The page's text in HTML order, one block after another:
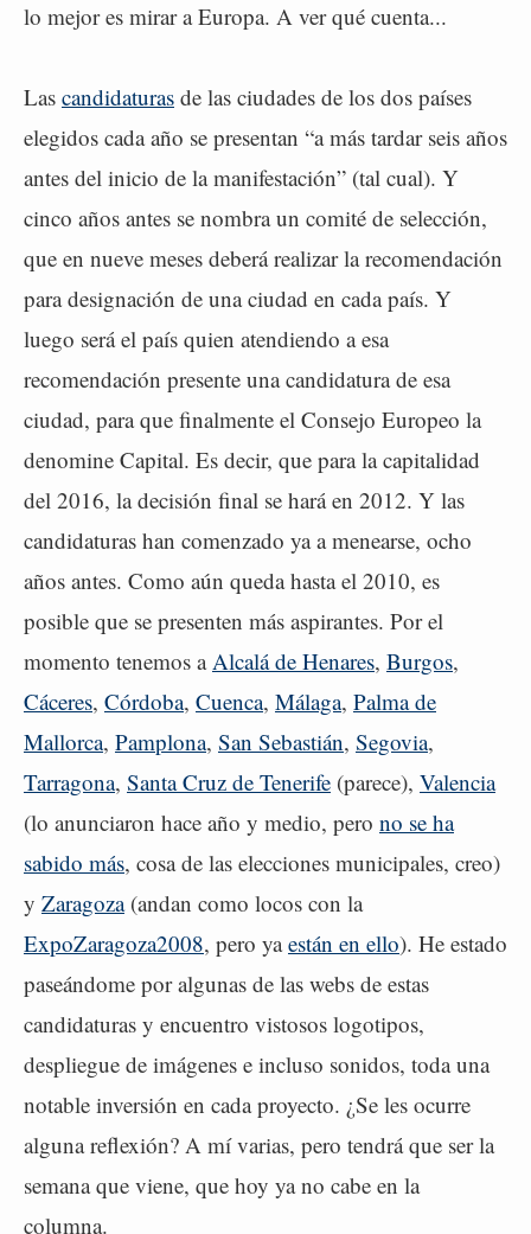
lo mejor es mirar a Europa. A ver qué cuenta...
Las candidaturas de las ciudades de los dos países
elegidos cada año se presentan “a más tardar seis años
antes del inicio de la manifestación” (tal cual). Y
cinco años antes se nombra un comité de selección,
que en nueve meses deberá realizar la recomendación
para designación de una ciudad en cada país. Y
luego será el país quien atendiendo a esa
recomendación presente una candidatura de esa
ciudad, para que finalmente el Consejo Europeo la
denomine Capital. Es decir, que para la capitalidad
del 2016, la decisión final se hará en 2012. Y las
candidaturas han comenzado ya a menearse, ocho
años antes. Como aún queda hasta el 2010, es
posible que se presenten más aspirantes. Por el
momento tenemos aAlcalá de Henares, Burgos,
Cáceres, Córdoba, Cuenca, Málaga, Palma de
Mallorca, Pamplona, San Sebastián, Segovia,
Tarragona, Santa Cruz de Tenerife (parece), Valencia
(lo anunciaron hace año y medio, pero no se ha
sabido más, cosa de las elecciones municipales, creo)
y Zaragoza(andan como locos con la
ExpoZaragoza2008, pero yaestán en ello). He estado
paseándome por algunas de las webs de estas
candidaturas y encuentro vistosos logotipos,
despliegue de imágenes e incluso sonidos, toda una
notable inversión en cada proyecto. ¿Se les ocurre
alguna reflexión? A mí varias, pero tendrá que ser la
semana que viene, que hoy ya no cabe en la
columna.